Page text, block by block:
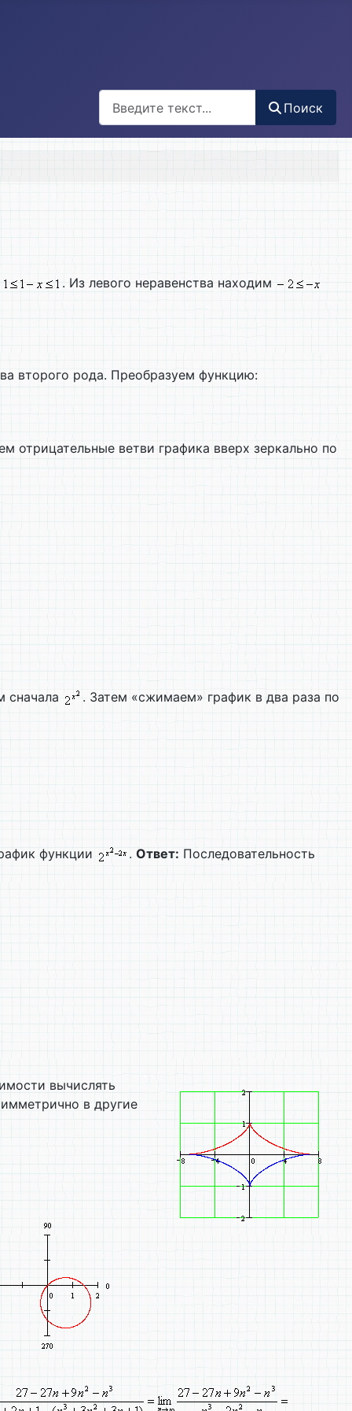
Поиск
. Из левого неравенства находим
второго рода. Преобразуем функцию:
отрицательные ветви графика вверх зеркально по
сначала . Затем «сжимаем» график в два раза по
функции . Ответ: Последовательность
вычислять
в другие